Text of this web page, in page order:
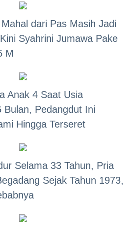
dari Pas Masih Jadi
Syahrini Jumawa Pake
M
Anak 4 Saat Usia
Bulan, Pedangdut Ini
Hingga Terseret
Selama 33 Tahun, Pria
Sejak Tahun 1973,